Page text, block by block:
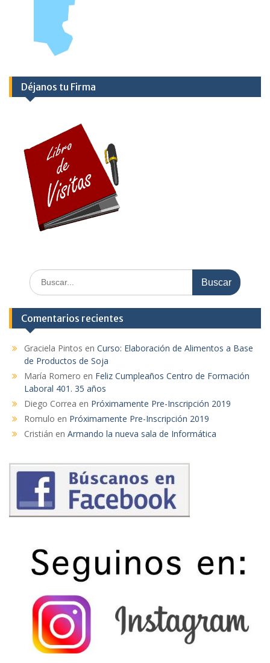
Déjanos tu Firma
Buscar:
Comentarios recientes
Graciela Pintos en Curso: Elaboración de Alimentos a Base
de Productos de Soja
María Romero en Feliz Cumpleaños Centro de Formación
Laboral 401. 35 años
Diego Correa en Próximamente Pre-Inscripción 2019
Romulo en Próximamente Pre-Inscripción 2019
Cristián en Armando la nueva sala de Informática